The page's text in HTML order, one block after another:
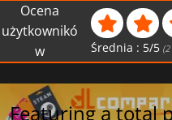
Ocena
użytkownikó
w
Średnia : 5/5 (2
Featuring a total